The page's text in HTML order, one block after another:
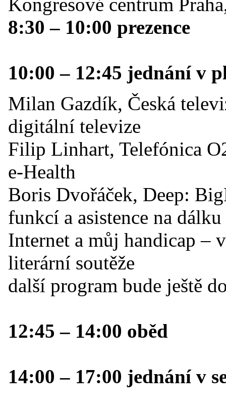
8:30 – 10:00 prezence
10:00 – 12:45 jednání v
Milan Gazdík, Česká
digitální televize
Filip Linhart, Telefónica
e-Health
Boris Dvořáček, Deep:
funkcí a asistence na dálku
Internet a můj handicap –
literární soutěže
další program bude ještě
12:45 – 14:00 oběd
14:00 – 17:00 jednání v